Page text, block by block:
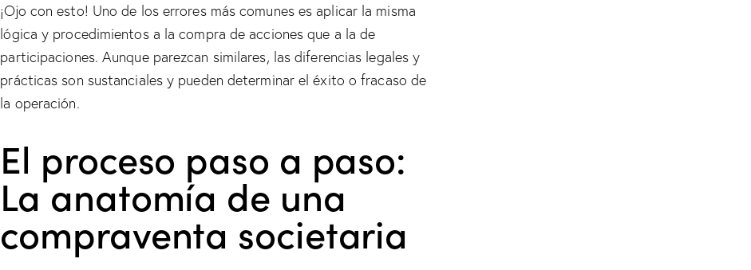
¡Ojo con esto! Uno de los errores más comunes es aplicar la misma
lógica y procedimientos a la compra de acciones que a la de
participaciones. Aunque parezcan similares, las diferencias legales y
prácticas son sustanciales y pueden determinar el éxito o fracaso de
la operación.
El proceso paso a paso:
La anatomía de una
compraventa societaria